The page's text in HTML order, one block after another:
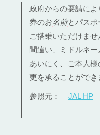
政府からの要請に
券のお名前とパスポ
ご搭乗いただけま
間違い、ミドルネー
あいにく、ご本人
更を承ることができ
参照元： JAL HP